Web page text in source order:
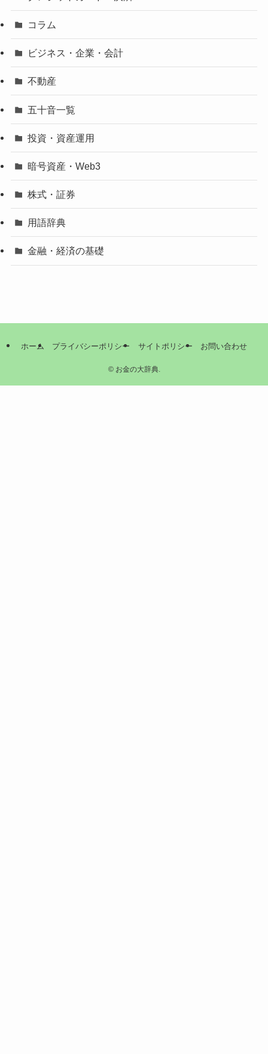
コラム
ビジネス・企業・会計
不動産
五十音一覧
投資・資産運用
暗号資産・Web3
株式・証券
用語辞典
金融・経済の基礎
ホーム プライバシーポリシー サイトポリシー お問い合わせ
©お金の大辞典.